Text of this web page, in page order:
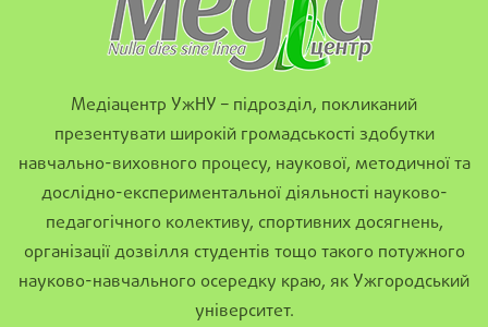
Медіацентр УжНУ – підрозділ, покликаний
презентувати широкій громадськості здобутки
навчально-виховного процесу, наукової, методичної та
дослідно-експериментальної діяльності науково-
педагогічного колективу, спортивних досягнень,
організації дозвілля студентів тощо такого потужного
науково-навчального осередку краю, як Ужгородський
університет.